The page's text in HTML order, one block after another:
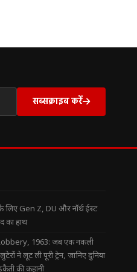
सब्सक्राइब करें
लिए Gen Z, DU और नॉर्थ ईस्ट
का हाथ
1963: जब एक नकली
ने लूट ली पूरी ट्रेन, जानिए दुनिया
की कहानी